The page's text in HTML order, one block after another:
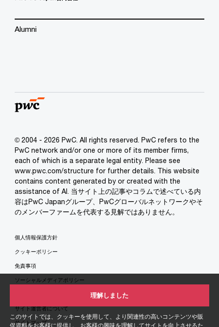
このサイトでは、クッキーを使用して、より関連性の高いコンテンツや販
促資料をお客様に提供し、お客様の興味を理解してサイトを向上させるた
理解しました
Alumni
© 2004 - 2026 PwC. All rights reserved. PwC refers to the
PwC network and/or one or more of its member firms,
each of which is a separate legal entity. Please see
www.pwc.com/structure for further details. This website
contains content generated by or created with the
assistance of AI. 当サイト上の記事やコラムで述べている内
容はPwC Japanグループ、PwCグローバルネットワークやそ
のメンバーファームを代表する見解ではありません。
個人情報保護方針
クッキーポリシー
免責事項
ソーシャルメディアポリシー
サイト運営者について
サイトマップ